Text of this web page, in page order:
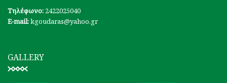
Τηλέφωνο: 2422025040
E-mail:kgoudaras@yahoo.gr
GALLERY